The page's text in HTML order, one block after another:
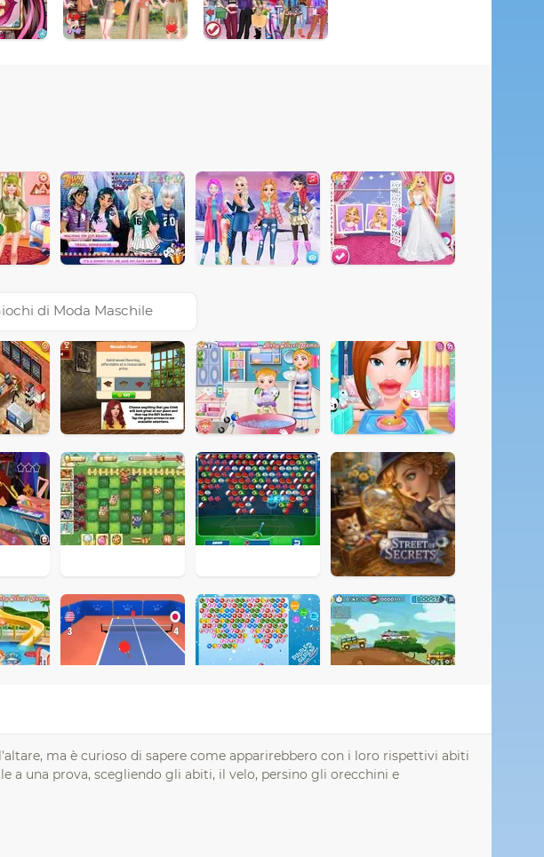
di Moda Maschile
ma è curioso di sapere come apparirebbero con i loro rispettivi abiti
a una prova, scegliendo gli abiti, il velo, persino gli orecchini e